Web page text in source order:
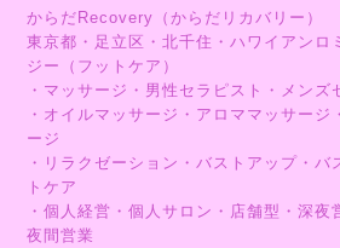
からだRecovery（からだリカバリー）
東京都・足立区・北千住・ハワイアンロ
ジー（フットケア）
・マッサージ・男性セラピスト・メンズ
・オイルマッサージ・アロママッサージ
ージ
・リラクゼーション・バストアップ・バ
トケア
・個人経営・個人サロン・店舗型・深夜
夜間営業